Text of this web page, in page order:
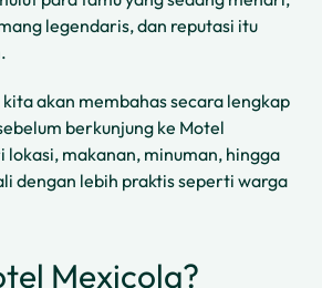
legendaris, dan reputasi itu
akan membahas secara lengkap
berkunjung ke Motel
lokasi, makanan, minuman, hingga
dengan lebih praktis seperti warga
Mexicola?